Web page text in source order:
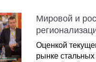
Мировой и
Оценкой
рынке